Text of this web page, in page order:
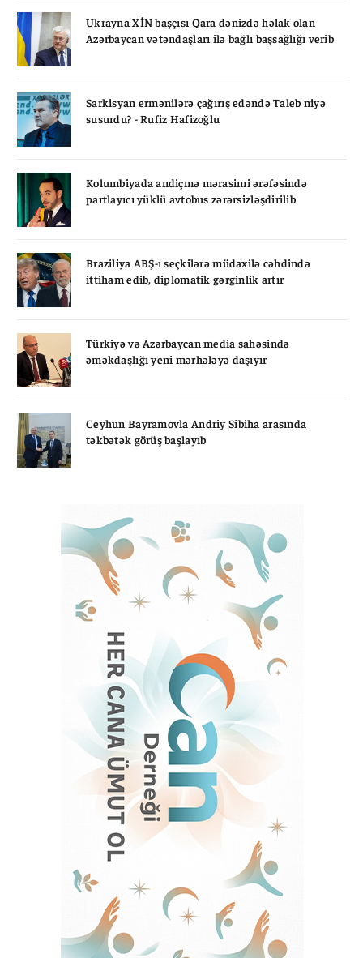
Ukrayna XİN başçısı Qara dənizdə həlak olan
Azərbaycan vətəndaşları ilə bağlı başsağlığı verib
Sarkisyan ermənilərə çağırış edəndə Taleb niyə
susurdu? - Rufiz Hafizoğlu
Kolumbiyada andiçmə mərasimi ərəfəsində
partlayıcı yüklü avtobus zərərsizləşdirilib
Braziliya ABŞ-ı seçkilərə müdaxilə cəhdində
ittiham edib, diplomatik gərginlik artır
Türkiyə və Azərbaycan media sahəsində
əməkdaşlığı yeni mərhələyə daşıyır
Ceyhun Bayramovla Andriy Sibiha arasında
təkbətək görüş başlayıb